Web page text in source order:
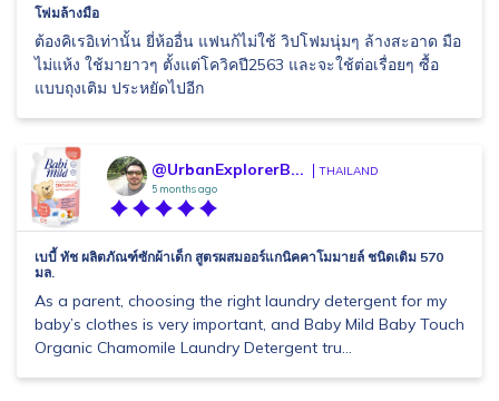
โฟมล้างมือ
ต้องคิเรอิเท่านั้น ยี่ห้ออื่น แฟนก้ไม่ใช้ วิปโฟมนุ่มๆ ล้างสะอาด มือ
ไม่แห้ง ใช้มายาวๆ ตั้งแต่โควิคปี2563 และจะใช้ต่อเรื่อยๆ ซื้อ
แบบถุงเติม ประหยัดไปอีก
@UrbanExplorerB... THAILAND
5 months ago
เบบี้ ทัช ผลิตภัณฑ์ซักผ้าเด็ก สูตรผสมออร์แกนิคคาโมมายล์ ชนิดเติม 570
มล.
As a parent, choosing the right laundry detergent for my
baby’s clothes is very important, and Baby Mild Baby Touch
Organic Chamomile Laundry Detergent tru...